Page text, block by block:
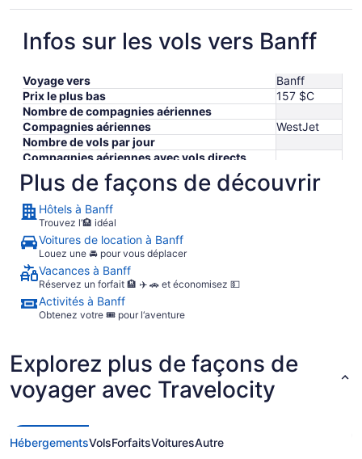
Infos sur les vols vers Banff
Voyage vers
Banff
Prix ​​le plus bas
157 $C
Nombre de compagnies aériennes
Compagnies aériennes
WestJet
Nombre de vols par jour
Compagnies aériennes avec vols directs
Plus de façons de découvrir
Hôtels à Banff
Trouvez l’🏨 idéal
Voitures de location à Banff
Louez une 🚘 pour vous déplacer
Vacances à Banff
Réservez un forfait 🏨 ✈️ 🚗 et économisez 💵
Activités à Banff
Obtenez votre 🎟️ pour l‘aventure
Explorez plus de façons de
voyager avec Travelocity
HébergementsVolsForfaitsVoituresAutre